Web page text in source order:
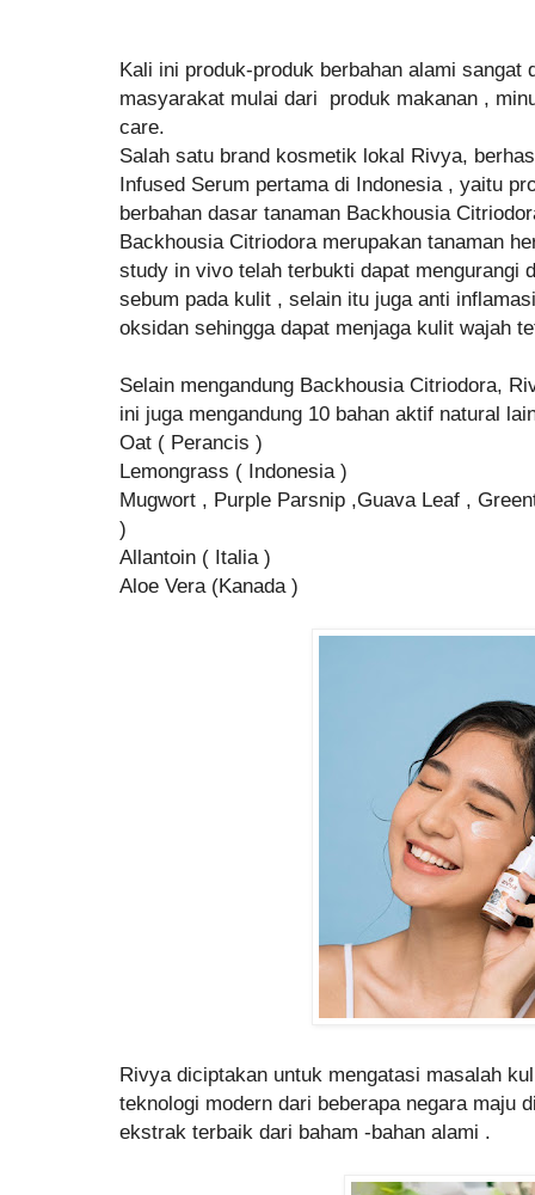
Kali ini produk-produk berbahan alami sangat
masyarakat mulai dari produk makanan ,
care.
Salah satu brand kosmetik lokal Rivya,
Infused Serum pertama di Indonesia , yaitu
berbahan dasar tanaman Backhousia
Backhousia Citriodora merupakan tanaman
study in vivo telah terbukti dapat mengurangi
sebum pada kulit , selain itu juga anti
oksidan sehingga dapat menjaga kulit wajah
Selain mengandung Backhousia Citriodora,
ini juga mengandung 10 bahan aktif natural
Oat ( Perancis )
Lemongrass ( Indonesia )
Mugwort , Purple Parsnip ,Guava Leaf ,
)
Allantoin ( Italia )
Aloe Vera (Kanada )
Rivya diciptakan untuk mengatasi masalah
teknologi modern dari beberapa negara maju
ekstrak terbaik dari baham -bahan alami .